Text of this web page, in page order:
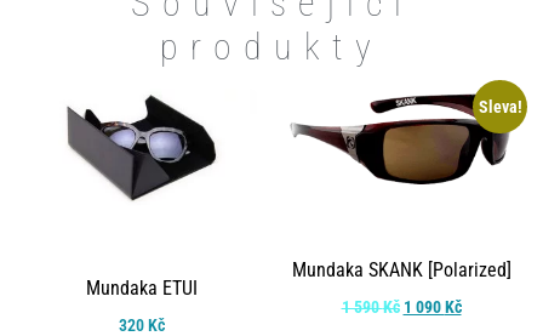
produkty
Mundaka ETUI
320Kč
Sleva!
Mundaka SKANK [Polarized]
1 590Kč 1 090Kč